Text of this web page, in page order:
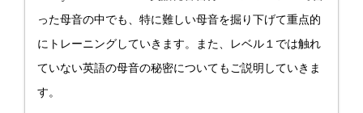
った母音の中でも、特に難しい母音を掘り下げて重点的
にトレーニングしていきます。また、レベル１では触れ
ていない英語の母音の秘密についてもご説明していきま
す。